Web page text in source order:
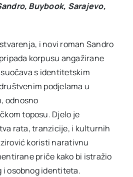
Buybook, Sarajevo,
i novi roman Sandro
korpusu angažirane
s identitetskim
podjelama u
odnosno
toposu. Djelo je
rata, tranzicije, i kulturnih
koristi narativnu
priče kako bi istražio
osobnog identiteta.